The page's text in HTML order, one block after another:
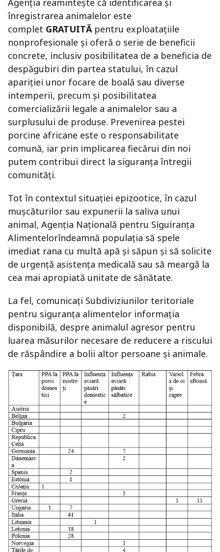
Agenția reamintește că identificarea și
înregistrarea animalelor este
complet GRATUITĂpentru exploatațiile
nonprofesionale și oferă o serie de beneficii
concrete, inclusiv posibilitatea de a beneficia de
despăgubiri din partea statului, în cazul
apariției unor focare de boală sau diverse
intemperii, precum și posibilitatea
comercializării legale a animalelor sau a
surplusului de produse. Prevenirea pestei
porcine africane este o responsabilitate
comună, iar prin implicarea fiecărui din noi
putem contribui direct la siguranța întregii
comunități.
Tot în contextul situației epizootice, în cazul
mușcăturilor sau expunerii la saliva unui
animal, Agenția Națională pentru Siguiranța
Alimentelorîndeamnă populația să spele
imediat rana cu multă apă și săpun și să solicite
de urgență asistența medicală sau să meargă la
cea mai apropiată unitate de sănătate.
La fel, comunicați Subdiviziunilor teritoriale
pentru siguranța alimentelor informația
disponibilă, despre animalul agresor pentru
luarea măsurilor necesare de reducere a riscului
de răspândire a bolii altor persoane și animale.